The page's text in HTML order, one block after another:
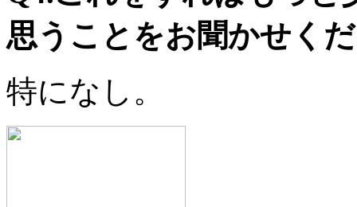
思うことをお聞かせく
特になし。